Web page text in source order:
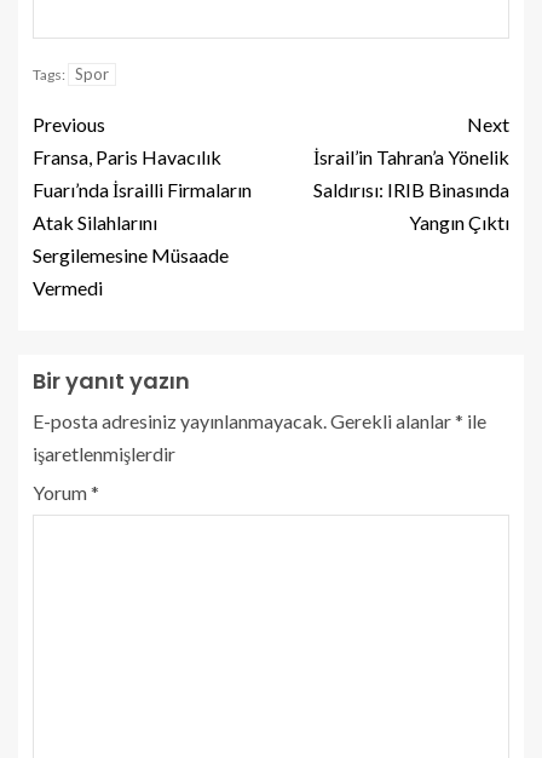
Tags: Spor
Previous
Fransa, Paris Havacılık
Fuarı’nda İsrailli Firmaların
Atak Silahlarını
Sergilemesine Müsaade
Vermedi
Next
İsrail’in Tahran’a Yönelik
Saldırısı: IRIB Binasında
Yangın Çıktı
Bir yanıt yazın
E-posta adresiniz yayınlanmayacak. Gerekli alanlar* ile
işaretlenmişlerdir
Yorum*